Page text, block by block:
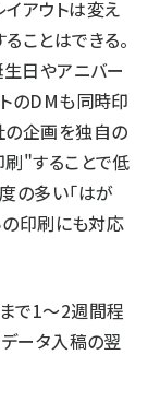
アウトは変え
ことはできる。
生日やアニバー
のDMも同時印
の企画を独自の
"することで低
の多い「はが
の印刷にも対応
で1～2週間程
データ入稿の翌